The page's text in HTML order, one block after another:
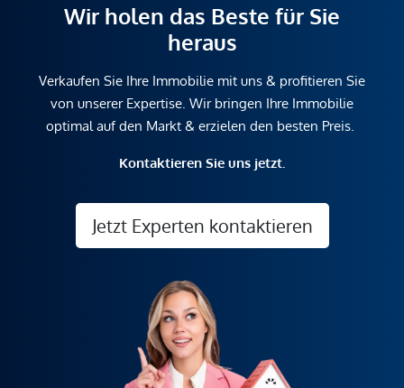
Wir holen das Beste für Sie
heraus
Verkaufen Sie Ihre Immobilie mit uns & profitieren Sie
von unserer Expertise. Wir bringen Ihre Immobilie
optimal auf den Markt & erzielen den besten Preis.
Kontaktieren Sie uns jetzt.
Jetzt Experten kontaktieren